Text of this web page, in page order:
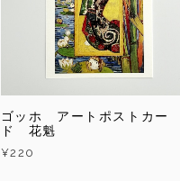
ゴッホ アートポストカー
ド 花魁
¥220